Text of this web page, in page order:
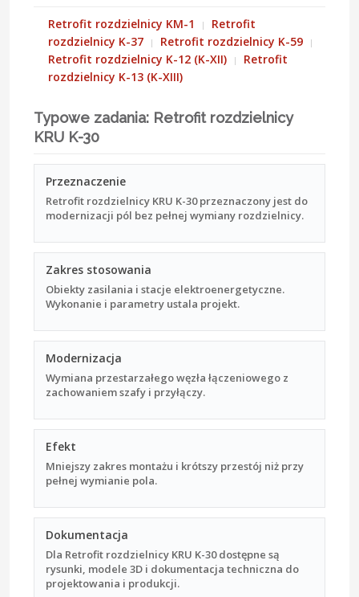
Retrofit rozdzielnicy KM-1
Retrofit
rozdzielnicy K-37
Retrofit rozdzielnicy K-59
Retrofit rozdzielnicy K-12 (K-XII)
Retrofit
rozdzielnicy K-13 (K-XIII)
Typowe zadania: Retrofit rozdzielnicy
KRU K-30
Przeznaczenie
Retrofit rozdzielnicy KRU K-30 przeznaczony jest do
modernizacji pól bez pełnej wymiany rozdzielnicy.
Zakres stosowania
Obiekty zasilania i stacje elektroenergetyczne.
Wykonanie i parametry ustala projekt.
Modernizacja
Wymiana przestarzałego węzła łączeniowego z
zachowaniem szafy i przyłączy.
Efekt
Mniejszy zakres montażu i krótszy przestój niż przy
pełnej wymianie pola.
Dokumentacja
Dla Retrofit rozdzielnicy KRU K-30 dostępne są
rysunki, modele 3D i dokumentacja techniczna do
projektowania i produkcji.